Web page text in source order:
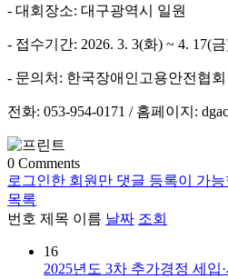
- 대회장소: 대구광역시 일원
- 접수기간: 2026. 3. 3(화) ~ 4. 17(
- 문의처: 한국장애인고용안전협
전화: 053-954-0171 / 홈페이지:
0 Comments
로그인한 회원만 댓글 등록이 가
목록
번호 제목 이름 날짜 조회
16
2025년도 3차 추가경정 세입